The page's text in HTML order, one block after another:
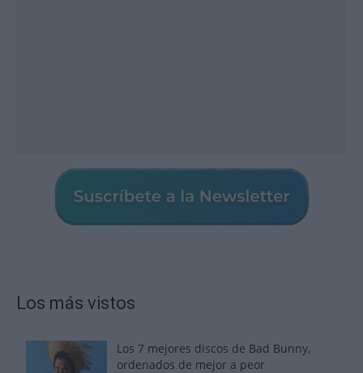
Los más vistos
Los 7 mejores discos de Bad Bunny,
ordenados de mejor a peor